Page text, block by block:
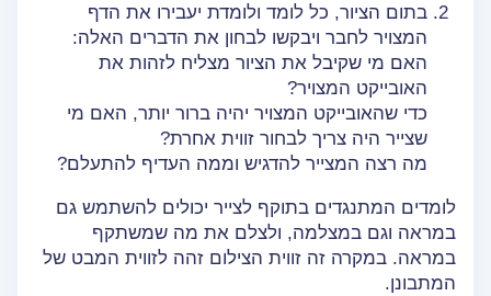
בתום הציור, כל לומד ולומדת יעבירו את הדף
המצויר לחבר ויבקשו לבחון את הדברים האלה:
האם מי שקיבל את הציור מצליח לזהות את
האובייקט המצויר?
כדי שהאובייקט המצויר יהיה ברור יותר, האם מי
שצייר היה צריך לבחור זווית אחרת?
מה רצה המצייר להדגיש וממה העדיף להתעלם?
לומדים המתנגדים בתוקף לצייר יכולים להשתמש גם
במראה וגם במצלמה, ולצלם את מה שמשתקף
במראה. במקרה זה זווית הצילום זהה לזווית המבט של
המתבונן.